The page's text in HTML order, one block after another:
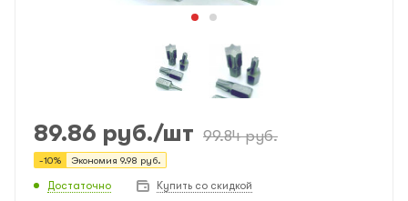
89.86 руб./шт 99.84руб.
-10% Экономия 9.98 руб.
Достаточно Купить со скидкой